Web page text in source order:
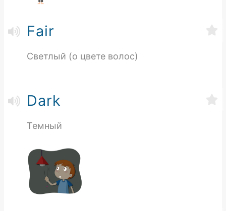
Fair
Светлый (о цвете волос)
Dark
Темный